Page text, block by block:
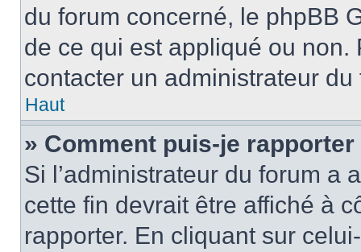
du forum concerné, le phpBB
de ce qui est appliqué ou non.
contacter un administrateur du
Haut
» Comment puis-je
Si l’administrateur du forum a
cette fin devrait être affiché à
rapporter. En cliquant sur